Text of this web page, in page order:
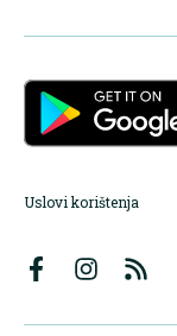
Uslovi korištenja